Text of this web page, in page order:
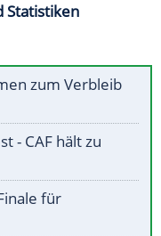
Statistiken
zum Verbleib
- CAF hält zu
für